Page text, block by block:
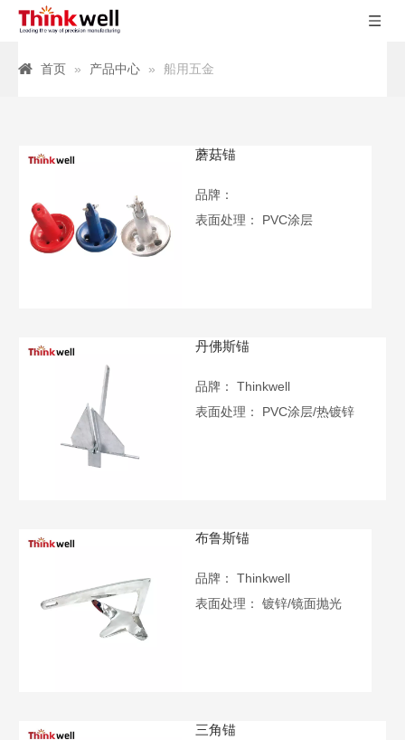
首页 » 产品中心 » 船用五金
蘑菇锚
品牌：
表面处理：
PVC涂层
丹佛斯锚
品牌：
Thinkwell
表面处理：
PVC涂层/热镀锌
布鲁斯锚
品牌：
Thinkwell
表面处理：
镀锌/镜面抛光
三角锚